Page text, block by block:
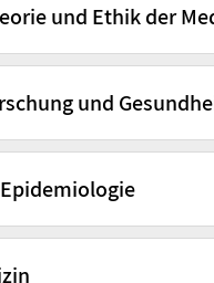
Hoffmann,
und Ethik der
und